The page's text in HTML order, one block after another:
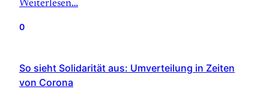
Weiterlesen…
0
So sieht Solidarität aus: Umverteilung in Zeiten
von Corona